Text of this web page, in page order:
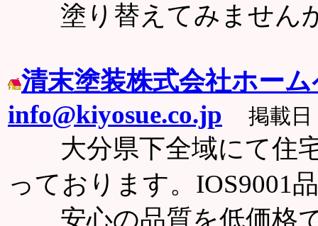
塗り替えてみませんか
清末塗装株式会社ホー
info@kiyosue.co.jp
掲載日
大分県下全域にて住宅
っております。IOS9001
安心の品質を低価格で